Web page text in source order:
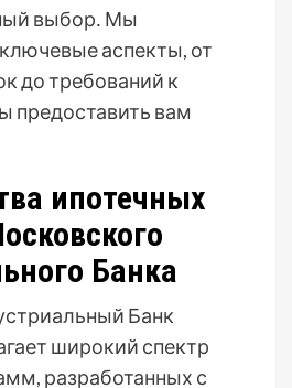
выбор․ Мы
аспекты, от
до требований к
предоставить вам
ипотечных
Банка
Банк
широкий спектр
разработанных с